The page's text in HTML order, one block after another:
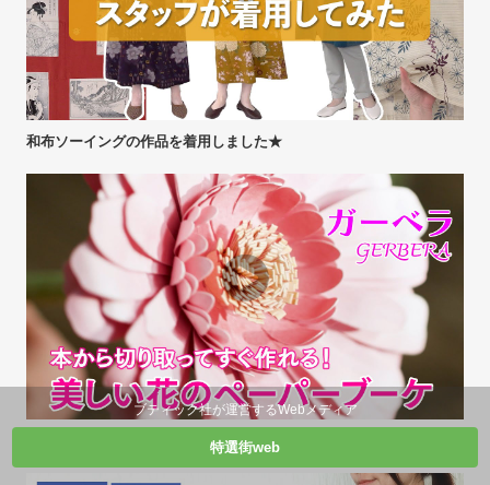
和布ソーイングの作品を着用しました★
美しい花のペーパーブーケを作ってみよう！
ブティック社が運営するWebメディア
特選街web